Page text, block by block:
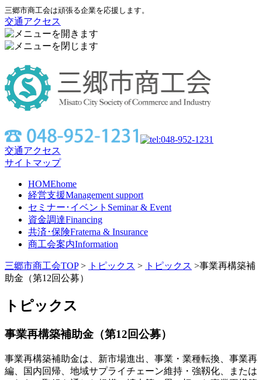
三郷市商工会は頑張る企業を応援します。
交通アクセス
交通アクセス
サイトマップ
HOMEhome
経営支援Management support
セミナー･イベント Seminar & Event
資金調達Financing
共済･保険Fraterna & Insurance
商工会案内Information
三郷市商工会TOP> トピックス > トピックス >事業再構築補
助金（第12回公募）
トピックス
事業再構築補助金（第12回公募）
事業再構築補助金は、新市場進出、事業・業種転換、事業再
編、国内回帰、地域サプライチェーン維持・強靱化、または